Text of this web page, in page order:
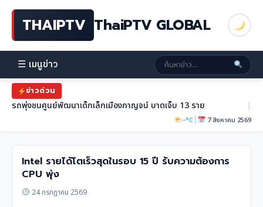
THAIPTV ThaiPTV GLOBAL
☰ เมนูข่าว
ข่าวด่วน
รถพุ่งชนศูนย์พัฒนาเด็กเล็กเมืองกาญจน์ บาดเจ็บ 13 ราย |
--°C| 7 สิงหาคม 2569
Intel รายได้โตเร็วสุดในรอบ 15 ปี รับความต้องการ
CPU พุ่ง
24 กรกฎาคม 2569